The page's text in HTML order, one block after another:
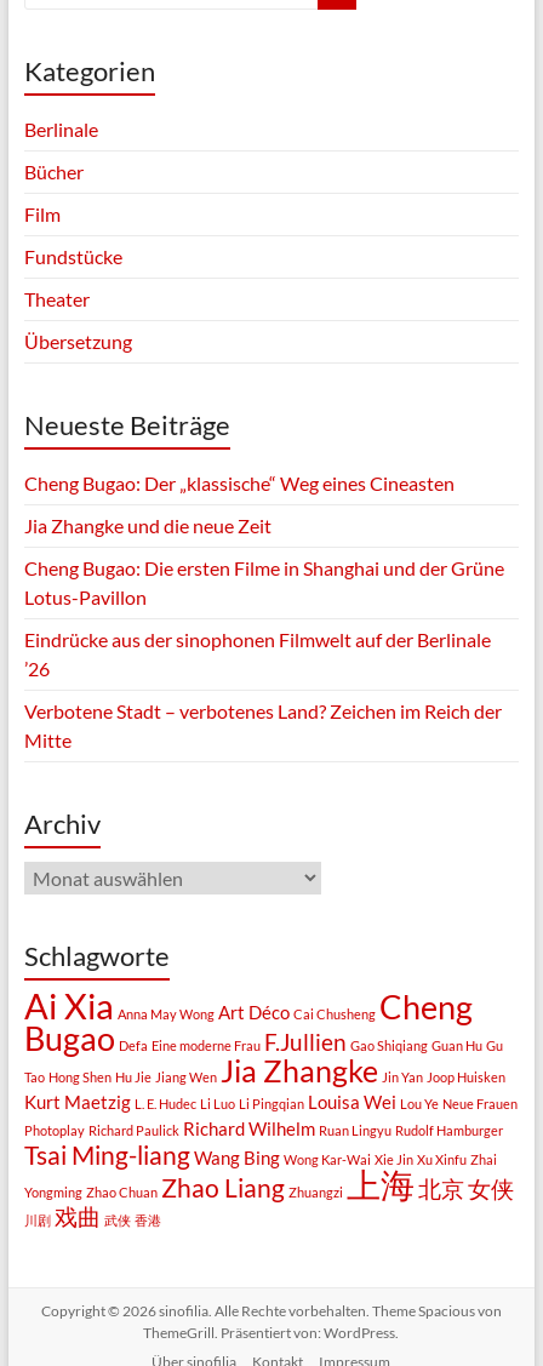
Kategorien
Berlinale
Bücher
Film
Fundstücke
Theater
Übersetzung
Neueste Beiträge
Cheng Bugao: Der „klassische“ Weg eines Cineasten
Jia Zhangke und die neue Zeit
Cheng Bugao: Die ersten Filme in Shanghai und der Grüne
Lotus-Pavillon
Eindrücke aus der sinophonen Filmwelt auf der Berlinale
’26
Verbotene Stadt – verbotenes Land? Zeichen im Reich der
Mitte
Archiv
Archiv
Schlagworte
Ai Xia Anna May Wong Art Déco Cai Chusheng Cheng
Bugao Defa Eine moderne Frau F.Jullien Gao Shiqiang Guan Hu Gu
Tao Hong Shen Hu Jie Jiang Wen Jia Zhangke Jin Yan Joop Huisken
Kurt Maetzig L. E. Hudec Li Luo Li Pingqian Louisa Wei Lou Ye Neue Frauen
Photoplay Richard Paulick Richard Wilhelm Ruan Lingyu Rudolf Hamburger
Tsai Ming-liangWang Bing Wong Kar-Wai Xie Jin Xu Xinfu Zhai
Yongming Zhao Chuan Zhao Liang Zhuangzi 上海北京女侠
川剧 戏曲 武侠 香港
Copyright © 2026sinofilia. Alle Rechte vorbehalten. ThemeSpaciousvon
ThemeGrill. Präsentiert von:WordPress.
Über sinofilia
Kontakt Impressum